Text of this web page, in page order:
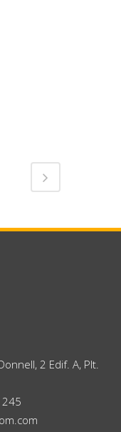
2 Edif. A, Plt.
245